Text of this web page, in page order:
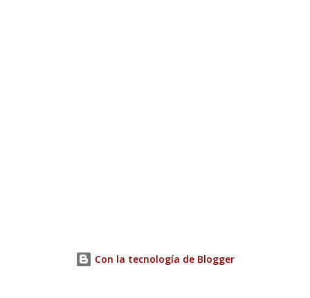
Con la tecnología de Blogger